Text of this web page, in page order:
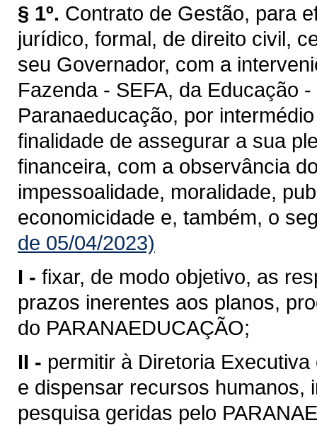
§ 1º. Contrato de Gestão, para
jurídico, formal, de direito civil,
seu Governador, com a
Fazenda - SEFA, da Educação
Paranaeducação, por
finalidade de assegurar a sua
financeira, com a observância
impessoalidade, moralidade,
economicidade e, também, o
de 05/04/2023)
I - fixar, de modo objetivo, as
prazos inerentes aos planos,
do PARANAEDUCAÇÃO;
II - permitir à Diretoria
e dispensar recursos humanos,
pesquisa geridas pelo